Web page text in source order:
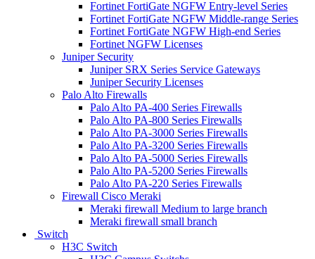
Fortinet FortiGate NGFW Entry-level Series
Fortinet FortiGate NGFW Middle-range Series
Fortinet FortiGate NGFW High-end Series
Fortinet NGFW Licenses
Juniper Security
Juniper SRX Series Service Gateways
Juniper Security Licenses
Palo Alto Firewalls
Palo Alto PA-400 Series Firewalls
Palo Alto PA-800 Series Firewalls
Palo Alto PA-3000 Series Firewalls
Palo Alto PA-3200 Series Firewalls
Palo Alto PA-5000 Series Firewalls
Palo Alto PA-5200 Series Firewalls
Palo Alto PA-220 Series Firewalls
Firewall Cisco Meraki
Meraki firewall Medium to large branch
Meraki firewall small branch
Switch
H3C Switch